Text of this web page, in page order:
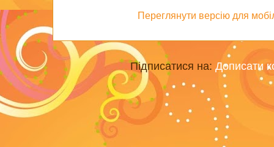
Переглянути версію для
Підписатися на: Дописати